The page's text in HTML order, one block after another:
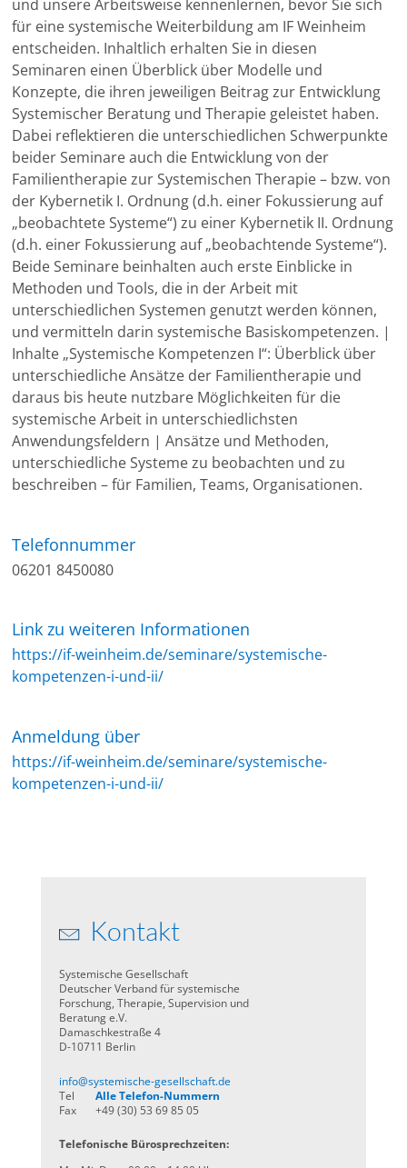
und unsere Arbeitsweise kennenlernen, bevor Sie sich
für eine systemische Weiterbildung am IF Weinheim
entscheiden. Inhaltlich erhalten Sie in diesen
Seminaren einen Überblick über Modelle und
Konzepte, die ihren jeweiligen Beitrag zur Entwicklung
Systemischer Beratung und Therapie geleistet haben.
Dabei reflektieren die unterschiedlichen Schwerpunkte
beider Seminare auch die Entwicklung von der
Familientherapie zur Systemischen Therapie – bzw. von
der Kybernetik I. Ordnung (d.h. einer Fokussierung auf
„beobachtete Systeme“) zu einer Kybernetik II. Ordnung
(d.h. einer Fokussierung auf „beobachtende Systeme“).
Beide Seminare beinhalten auch erste Einblicke in
Methoden und Tools, die in der Arbeit mit
unterschiedlichen Systemen genutzt werden können,
und vermitteln darin systemische Basiskompetenzen. |
Inhalte „Systemische Kompetenzen I“: Überblick über
unterschiedliche Ansätze der Familientherapie und
daraus bis heute nutzbare Möglichkeiten für die
systemische Arbeit in unterschiedlichsten
Anwendungsfeldern | Ansätze und Methoden,
unterschiedliche Systeme zu beobachten und zu
beschreiben – für Familien, Teams, Organisationen.
Telefonnummer
06201 8450080
Link zu weiteren Informationen
https://if-weinheim.de/seminare/systemische-
kompetenzen-i-und-ii/
Anmeldung über
https://if-weinheim.de/seminare/systemische-
kompetenzen-i-und-ii/
Kontakt
Systemische Gesellschaft
Deutscher Verband für systemische
Forschung, Therapie, Supervision und
Beratung e.V.
Damaschkestraße 4
D-10711 Berlin
info@systemische-gesellschaft.de
Tel
Alle Telefon-Nummern
Fax
+49 (30) 53 69 85 05
Telefonische Bürosprechzeiten: